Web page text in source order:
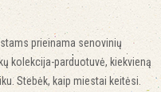
prieinama senovinių
kolekcija-parduotuvė, kiekvieną
Stebėk, kaip miestai keitėsi.